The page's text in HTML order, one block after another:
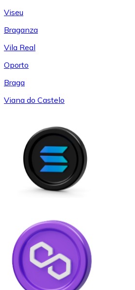
Viseu
Braganza
Vila Real
Oporto
Braga
Viana do Castelo